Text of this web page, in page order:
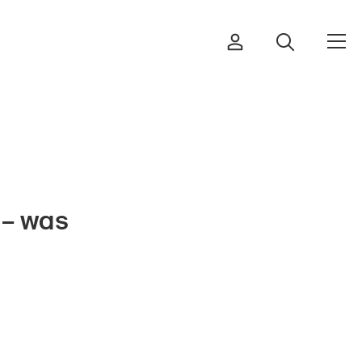
Kurse & Veranstaltungen
was